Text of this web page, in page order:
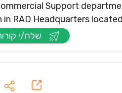
Support
RAD Headquarters